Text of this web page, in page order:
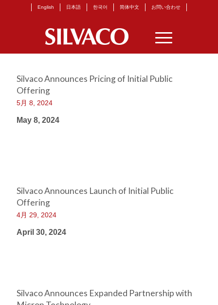
English 日本語 한국어 简体中文 お問い合わせ
Silvaco Announces Pricing of Initial Public
Offering
5月 8, 2024
May 8, 2024
Silvaco Announces Launch of Initial Public
Offering
4月 29, 2024
April 30, 2024
Silvaco Announces Expanded Partnership with